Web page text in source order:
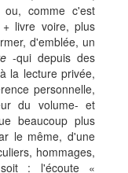
comme c'est
livre voire, plus
d'emblée, un
-qui depuis des
la lecture privée,
personnelle,
du volume- et
beaucoup plus
le même, d'une
hommages,
: l'écoute «